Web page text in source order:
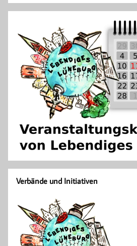
Verbände und Initiativen